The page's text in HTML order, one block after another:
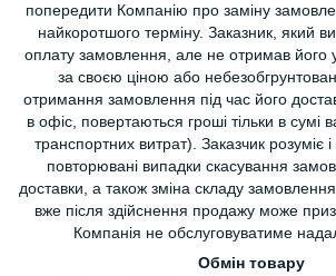
попередити Компанію про заміну
найкоротшого терміну. Заказник, який
оплату замовлення, але не отримав його
за своєю ціною або
отримання замовлення під час його
в офіс, повертаються гроші тільки в сумі
транспортних витрат). Заказчик розуміє
повторювані випадки скасування
доставки, а також зміна складу
вже після здійснення продажу може
Компанія не обслуговуватиме
Обмін товару